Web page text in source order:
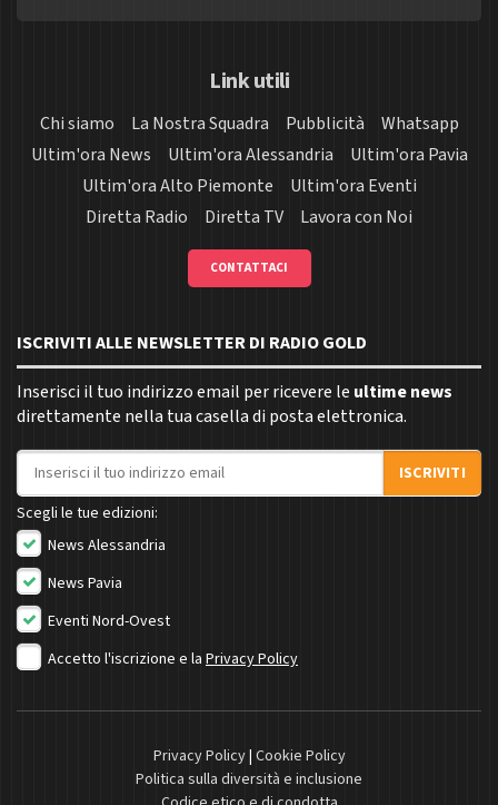
Link utili
Chi siamo La Nostra Squadra Pubblicità
Whatsapp
Ultim'ora News
Ultim'ora Alessandria
Ultim'ora Pavia
Ultim'ora Alto Piemonte
Ultim'ora Eventi
Diretta Radio
Diretta TV Lavora con Noi
CONTATTACI
ISCRIVITI ALLE NEWSLETTER DI RADIO GOLD
Inserisci il tuo indirizzo email per ricevere le ultime news
direttamente nella tua casella di posta elettronica.
Indirizzo email
ISCRIVITI
Scegli le tue edizioni:
News Alessandria
News Pavia
Eventi Nord-Ovest
Accetto l'iscrizione e la Privacy Policy
Privacy Policy| Cookie Policy
Politica sulla diversità e inclusione